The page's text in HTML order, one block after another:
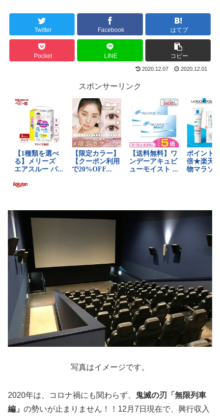
Twitter Facebook はてブ
Pocket LINE コピー
2020.12.07 2020.12.01
スポンサーリンク
写真はイメージです。
2020年は、コロナ禍にも関わらず、
鬼滅の刃「無限列車
編」 の勢いが止まりません！！12月7日現在で、興行収入